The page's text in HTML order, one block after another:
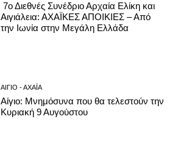
7ο Διεθνές Συνέδριο Αρχαία Ελίκη και
Αιγιάλεια: ΑΧΑΪΚΕΣ ΑΠΟΙΚΙΕΣ – Από
την Ιωνία στην Μεγάλη Ελλάδα
ΑΊΓΙΟ - ΑΧΑΪ́Α
Αίγιο: Μνημόσυνα που θα τελεστούν την
Κυριακή 9 Αυγούστου